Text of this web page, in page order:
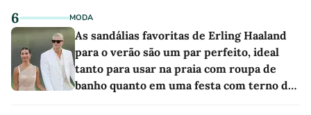
6 MODA
As sandálias favoritas de Erling Haaland
para o verão são um par perfeito, ideal
tanto para usar na praia com roupa de
banho quanto em uma festa com terno de